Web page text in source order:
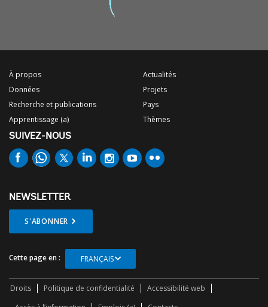
À propos
Données
Recherche et publications
Apprentissage (a)
Actualités
Projets
Pays
Thèmes
SUIVEZ-NOUS
NEWSLETTER
S'ABONNER
Cette page en : FRANÇAIS
Droits Politique de confidentialité
Accessibilité web